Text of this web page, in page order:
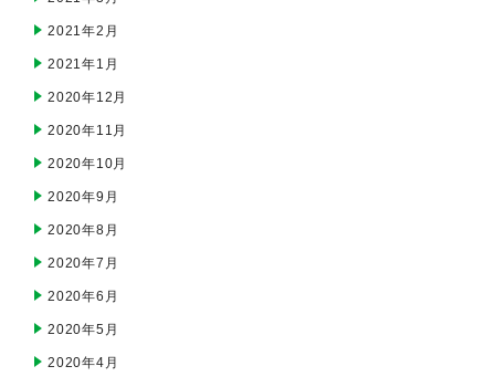
2021年2月
2021年1月
2020年12月
2020年11月
2020年10月
2020年9月
2020年8月
2020年7月
2020年6月
2020年5月
2020年4月